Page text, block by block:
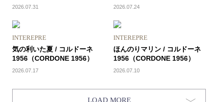
2026.07.31 2026.07.24
INTEREPRE
気の利いた夏 / コルドーネ
1956（CORDONE 1956）
2026.07.17
INTEREPRE
ほんのりマリン / コルドーネ
1956（CORDONE 1956）
2026.07.10
LOAD MORE